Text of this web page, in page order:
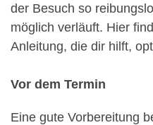
der Besuch so
möglich verläuft. Hier
Anleitung, die dir hilft,
Vor dem Termin
Eine gute Vorbereitung